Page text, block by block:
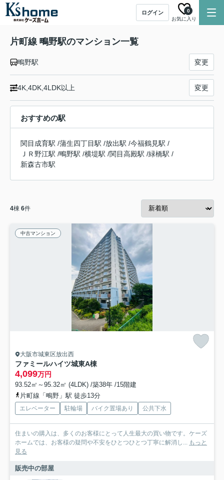
ログイン
お気に入り
0
片町線 鴫野駅のマンション一覧
鴫野駅 変更
4K,4DK,4LDK以上 変更
おすすめの駅
関目成育駅 /蒲生四丁目駅 /放出駅 /今福鶴見駅 /
ＪＲ野江駅 /鴫野駅 /横堤駅 /関目高殿駅 /緑橋駅 /
新森古市駅
4棟 6件
中古マンション
大阪市城東区放出西
ファミールハイツ城東A棟
4,099万円
93.52㎡～95.32㎡ (4LDK) /築38年 /15階建
片町線「鴫野」駅 徒歩13分
エレベーター 駐輪場 バイク置場あり 公共下水
住まいの購入は、多くのお客様にとって人生最大の買い物です。ケーズ
ホームでは、お客様の疑問や不安をひとつひとつ丁寧に解消し... もっと
見る
販売中の部屋